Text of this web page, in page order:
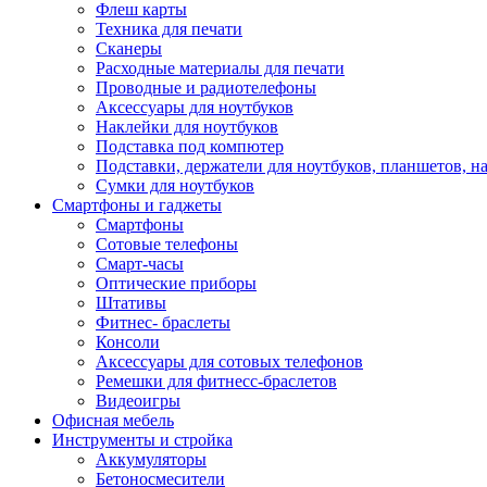
Флеш карты
Техника для печати
Сканеры
Расходные материалы для печати
Проводные и радиотелефоны
Аксессуары для ноутбуков
Наклейки для ноутбуков
Подставка под компютер
Подставки, держатели для ноутбуков, планшетов,
Сумки для ноутбуков
Смартфоны и гаджеты
Смартфоны
Сотовые телефоны
Смарт-часы
Оптические приборы
Штативы
Фитнес- браслеты
Консоли
Аксессуары для сотовых телефонов
Ремешки для фитнесс-браслетов
Видеоигры
Офисная мебель
Инструменты и стройка
Аккумуляторы
Бетоносмесители